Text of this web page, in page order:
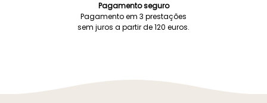
Pagamento seguro
Pagamento em 3 prestações
sem juros a partir de 120 euros.